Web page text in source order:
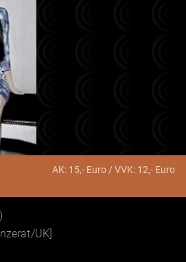
AK: 15,- Euro / VVK: 12,- Euro
UK]